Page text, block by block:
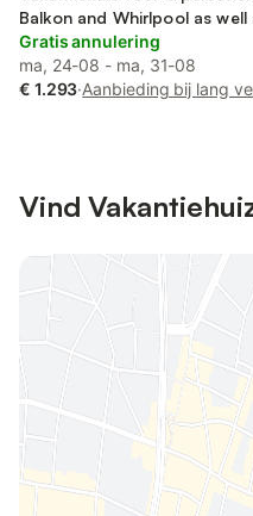
Balkon and Whirlpool as well
and Sauna
Gratis annulering
ma, 24-08 - ma, 31-08
€ 1.293·Aanbieding bij lang
Vind